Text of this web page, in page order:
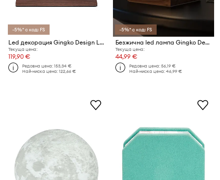
-5%* с код: FS
Led декорация Gingko Design Large LunaSpin
Текуща цена:
119,90 €
Редовна цена:153,34 €
Най-ниска цена:122,66 €
-5%* с код: FS
Безжична led лампа Gingko Design Amber Crystal Light
Текуща цена:
44,99 €
Редовна цена:56,19 €
Най-ниска цена:46,99 €